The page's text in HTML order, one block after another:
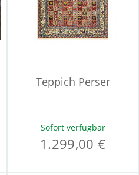
Teppich Perser
Sofort verfügbar
1.299,00 €